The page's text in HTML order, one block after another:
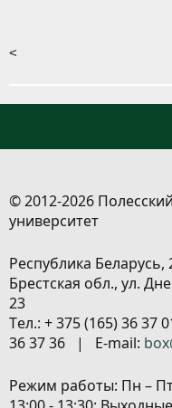
<
© 2012-2026
университет
Республика Беларусь,
Брестская обл., ул.
23
Tел.: + 375 (165) 36
36 37 36 | E-mail:
Режим работы: Пн –